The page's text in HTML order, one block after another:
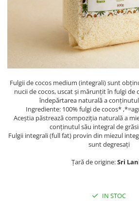
CIOCOLATĂ ȘI CACAO
SUPERALIMENTE
PRODUSE ECO / ORGANICE
PRODUSE ROMÂNEȘTI
COSMETICE
REMEDII NATURISTE
TOATE PRODUSELE
Fulgii de cocos medium (integrali) sunt
nucii de cocos, uscat și mărunțit în fulgi de
îndepărtarea naturală a
Ingrediente: 100% fulgi de cocos*
Aceștia păstrează compoziția naturală a
conținutul său integral de
Fulgii integrali (full fat) provin din miezul
sunt degresați
Țară de origine:Sri
IN STOC